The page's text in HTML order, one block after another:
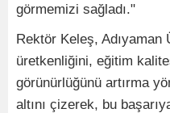
görmemizi sağladı."
Rektör Keleş,
üretkenliğini, eğitim
görünürlüğünü artırma
altını çizerek, bu